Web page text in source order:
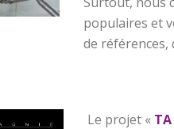
populaires et
de références,
Le projet « TA